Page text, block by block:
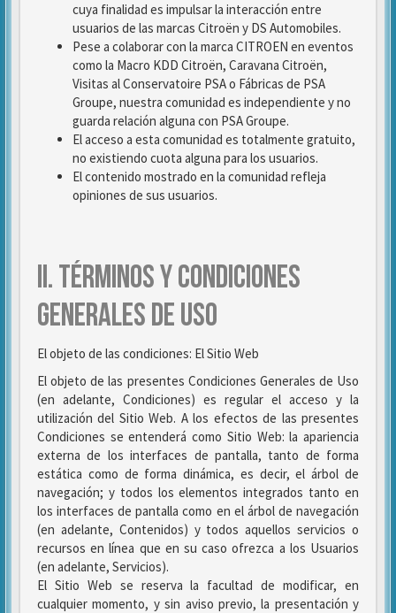
cuya finalidad es impulsar la interacción entre
usuarios de las marcas Citroën y DS Automobiles.
Pese a colaborar con la marca CITROEN en eventos
como la Macro KDD Citroën, Caravana Citroën,
Visitas al Conservatoire PSA o Fábricas de PSA
Groupe, nuestra comunidad es independiente y no
guarda relación alguna con PSA Groupe.
El acceso a esta comunidad es totalmente gratuito,
no existiendo cuota alguna para los usuarios.
El contenido mostrado en la comunidad refleja
opiniones de sus usuarios.
II. TÉRMINOS Y CONDICIONES
GENERALES DE USO
El objeto de las condiciones: El Sitio Web
El objeto de las presentes Condiciones Generales de Uso
(en adelante, Condiciones) es regular el acceso y la
utilización del Sitio Web. A los efectos de las presentes
Condiciones se entenderá como Sitio Web: la apariencia
externa de los interfaces de pantalla, tanto de forma
estática como de forma dinámica, es decir, el árbol de
navegación; y todos los elementos integrados tanto en
los interfaces de pantalla como en el árbol de navegación
(en adelante, Contenidos) y todos aquellos servicios o
recursos en línea que en su caso ofrezca a los Usuarios
(en adelante, Servicios).
El Sitio Web se reserva la facultad de modificar, en
cualquier momento, y sin aviso previo, la presentación y